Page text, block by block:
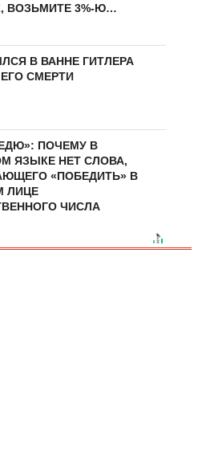
ВОЗЬМИТЕ 3%-Ю…
В ВАННЕ ГИТЛЕРА
СМЕРТИ
ПОЧЕМУ В
ЯЗЫКЕ НЕТ СЛОВА,
«ПОБЕДИТЬ» В
ЛИЦЕ
ЧИСЛА